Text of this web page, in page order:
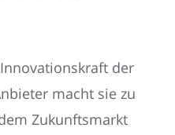
der
macht sie zu
Zukunftsmarkt